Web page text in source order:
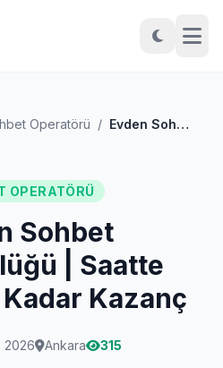
Operatörü / Evden Sohbet Operatörlüğü | Saatte 1500...
OPERATÖRÜ
Sohbet
| Saatte
Kadar Kazanç
2026 Ankara 315